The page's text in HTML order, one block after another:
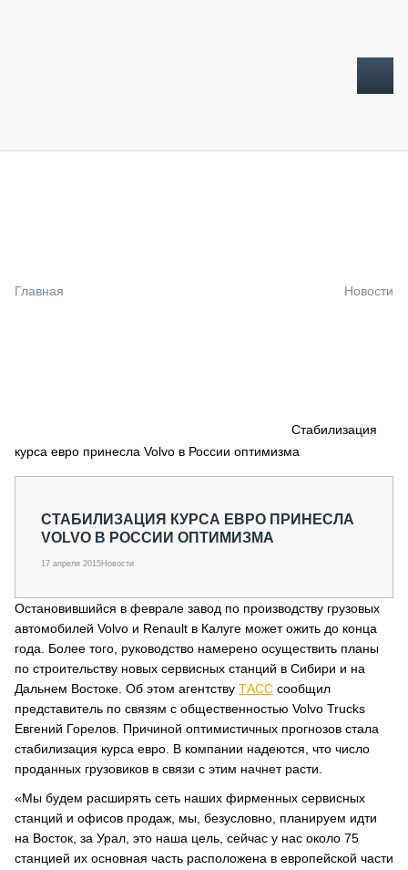
СПЕЦПРОЕКТЫ
О ПРОЕКТЕ
Главная Новости
Стабилизация
курса евро принесла Volvo в России оптимизма
СТАБИЛИЗАЦИЯ КУРСА ЕВРО ПРИНЕСЛА
VOLVO В РОССИИ ОПТИМИЗМА
17 апреля 2015Новости
Остановившийся в феврале завод по производству грузовых
автомобилей Volvo и Renault в Калуге может ожить до конца
года. Более того, руководство намерено осуществить планы
по строительству новых сервисных станций в Сибири и на
Дальнем Востоке. Об этом агентству ТАСС сообщил
представитель по связям с общественностью Volvo Trucks
Евгений Горелов. Причиной оптимистичных прогнозов стала
стабилизация курса евро. В компании надеются, что число
проданных грузовиков в связи с этим начнет расти.
«Мы будем расширять сеть наших фирменных сервисных
станций и офисов продаж, мы, безусловно, планируем идти
на Восток, за Урал, это наша цель, сейчас у нас около 75
станцией их основная часть расположена в европейской части